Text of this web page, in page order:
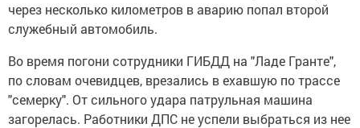
через несколько километров в аварию попал второй
служебный автомобиль.
Во время погони сотрудники ГИБДД на "Ладе Гранте",
по словам очевидцев, врезались в ехавшую по трассе
"семерку". От сильного удара патрульная машина
загорелась. Работники ДПС не успели выбраться из нее